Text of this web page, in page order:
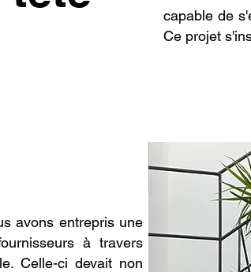
capable de
Ce projet
avons entrepris une
à travers
Celle-ci devait non